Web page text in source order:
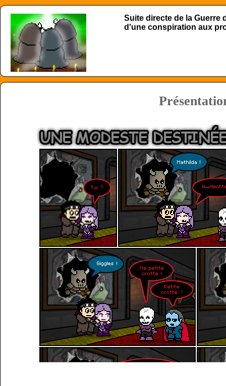
Suite directe de la Guerre
d'une conspiration aux